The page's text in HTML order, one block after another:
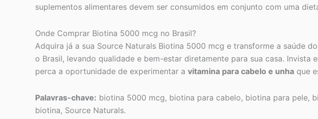
suplementos alimentares devem ser consumidos em conjunto com uma
Onde Comprar Biotina 5000 mcg no Brasil?
Adquira já a sua Source Naturals Biotina 5000 mcg e transforme a saúde
o Brasil, levando qualidade e bem-estar diretamente para sua casa.
perca a oportunidade de experimentar a vitamina para cabelo e unha que
Palavras-chave: biotina 5000 mcg, biotina para cabelo, biotina para pele,
biotina, Source Naturals.